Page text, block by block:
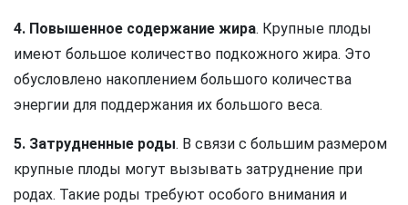
4. Повышенное содержание жира. Крупные плоды
имеют большое количество подкожного жира. Это
обусловлено накоплением большого количества
энергии для поддержания их большого веса.
5. Затрудненные роды. В связи с большим размером
крупные плоды могут вызывать затруднение при
родах. Такие роды требуют особого внимания и